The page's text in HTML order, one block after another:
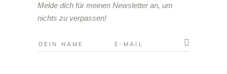
Melde dich für meinen Newsletter an, um
nichts zu verpassen!